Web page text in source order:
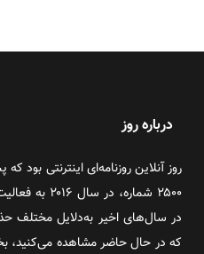
درباره روز
۲۵۰۰ شماره،
در سال‌های اخیر به‌دلایل مختلف
که در حال حاضر مشاهده می‌کنید،